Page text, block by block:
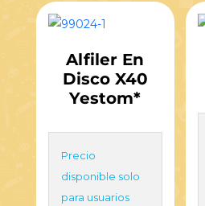
Alfiler En
Disco X40
Yestom*
Precio
disponible solo
para usuarios